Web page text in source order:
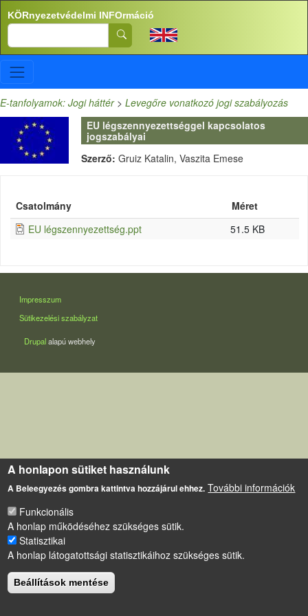
Ugrás a tartalomra
KÖRnyezetvédelmi INFOrmáció
Search
E-tanfolyamok: Jogi háttér> Levegőre vonatkozó jogi szabályozás
EU légszennyezettséggel kapcsolatos
jogszabályai
Szerző: Gruiz Katalin, Vaszita Emese
Csatolmány
Méret
EU légszennyezettség.ppt
51.5 KB
LÁBLÉC
Impresszum
Sütikezelési szabályzat
Drupalalapú webhely
A honlapon sütiket használunk
A Beleegyezés gombra kattintva hozzájárul ehhez. További információk
Funkcionális
A honlap működéséhez szükséges sütik.
Statisztikai
A honlap látogatottsági statisztikáihoz szükséges sütik.
Beállítások mentése